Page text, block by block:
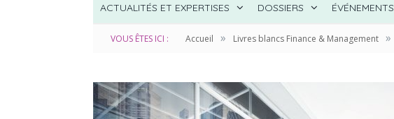
ACTUALITÉS ET EXPERTISES DOSSIERS ÉVÉNEMENTS
VOUS ÊTES ICI : Accueil » Livres blancs Finance & Management »